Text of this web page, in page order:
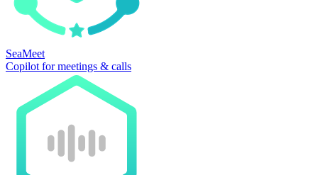
SeaMeet
Copilot for meetings & calls